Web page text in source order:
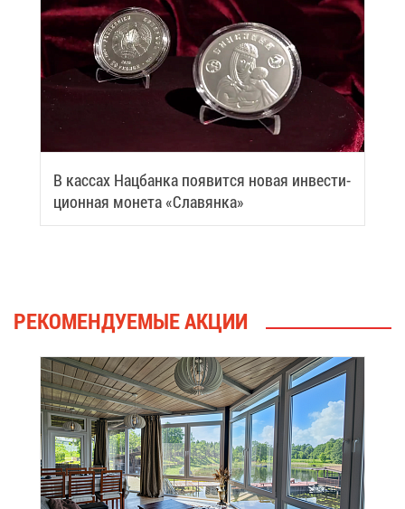
В кас­сах Нац­бан­ка по­явит­ся но­вая ин­ве­сти­
ци­он­ная мо­не­та «Сла­вян­ка»
РЕ­КО­МЕН­ДУ­Е­МЫЕ АК­ЦИИ